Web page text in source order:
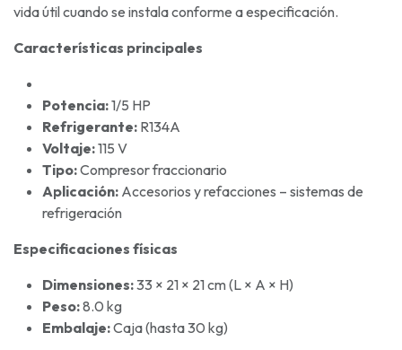
vida útil cuando se instala conforme a especificación.
Características principales
Potencia:1/5 HP
Refrigerante: R134A
Voltaje:115 V
Tipo:Compresor fraccionario
Aplicación: Accesorios y refacciones – sistemas de
refrigeración
Especificaciones físicas
Dimensiones:33 × 21 × 21 cm (L × A × H)
Peso:8.0 kg
Embalaje:Caja (hasta 30 kg)